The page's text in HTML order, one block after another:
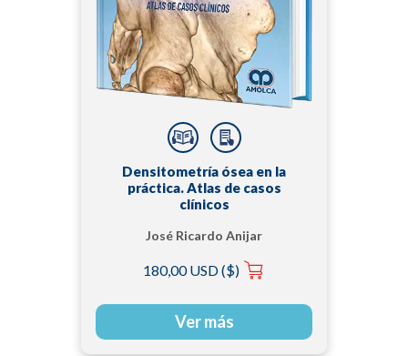
Densitometría ósea en la
práctica. Atlas de casos
clínicos
José Ricardo Anijar
180,00 USD ($)
Ver más